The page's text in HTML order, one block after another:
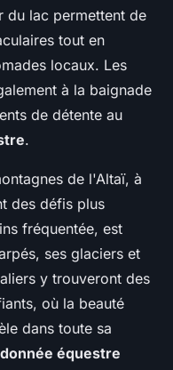
du lac permettent de
tout en
locaux. Les
à la baignade
de détente au
.
de l'Altaï, à
des défis plus
fréquentée, est
ses glaciers et
y trouveront des
où la beauté
dans toute sa
équestre